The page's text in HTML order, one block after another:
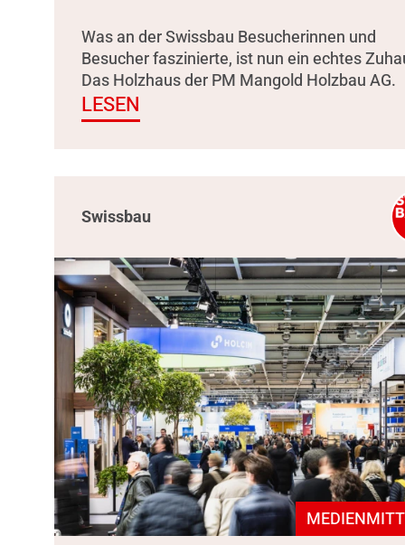
Was an der Swissbau Besucherinnen und
Besucher faszinierte, ist nun ein echtes
Das Holzhaus der PM Mangold Holzbau AG.
LESEN
Swissbau